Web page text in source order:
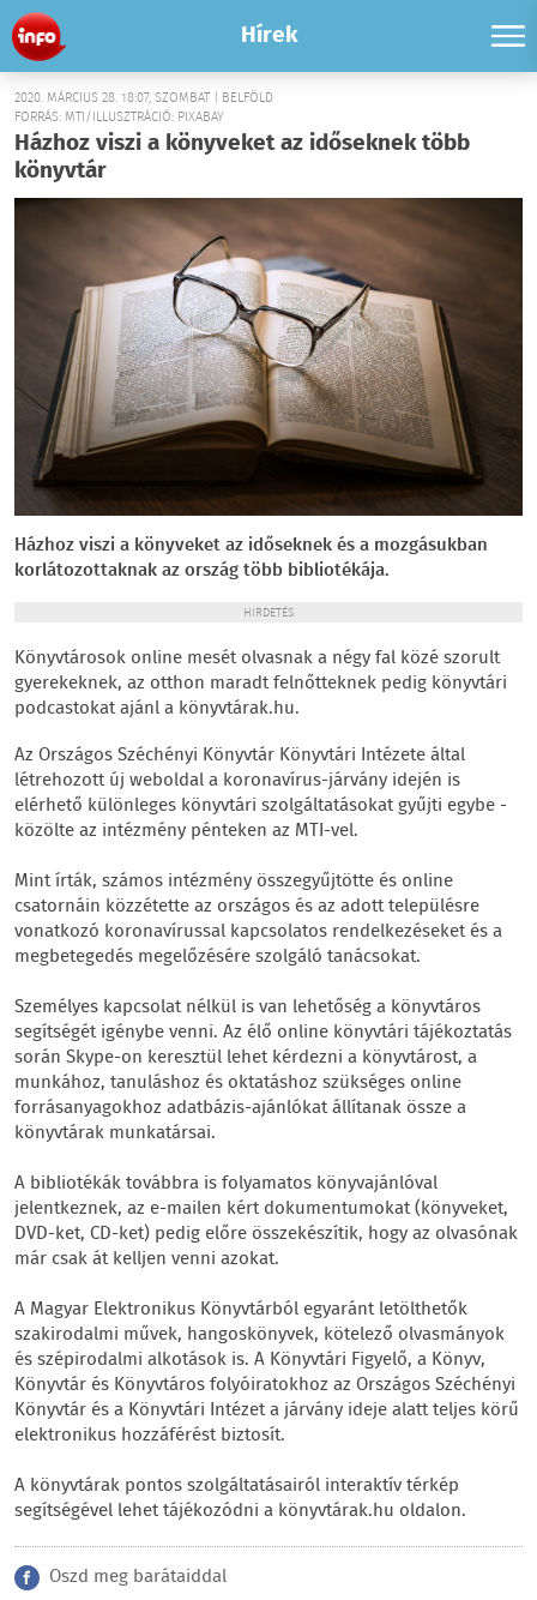
Hírek
2020. MÁRCIUS 28. 18:07, SZOMBAT | BELFÖLD
FORRÁS: MTI/ILLUSZTRÁCIÓ: PIXABAY
Házhoz viszi a könyveket az időseknek több
könyvtár
Házhoz viszi a könyveket az időseknek és a mozgásukban
korlátozottaknak az ország több bibliotékája.
HIRDETÉS
Könyvtárosok online mesét olvasnak a négy fal közé szorult
gyerekeknek, az otthon maradt felnőtteknek pedig könyvtári
podcastokat ajánl a könyvtárak.hu.
Az Országos Széchényi Könyvtár Könyvtári Intézete által
létrehozott új weboldal a koronavírus-járvány idején is
elérhető különleges könyvtári szolgáltatásokat gyűjti egybe -
közölte az intézmény pénteken az MTI-vel.
Mint írták, számos intézmény összegyűjtötte és online
csatornáin közzétette az országos és az adott településre
vonatkozó koronavírussal kapcsolatos rendelkezéseket és a
megbetegedés megelőzésére szolgáló tanácsokat.
Személyes kapcsolat nélkül is van lehetőség a könyvtáros
segítségét igénybe venni. Az élő online könyvtári tájékoztatás
során Skype-on keresztül lehet kérdezni a könyvtárost, a
munkához, tanuláshoz és oktatáshoz szükséges online
forrásanyagokhoz adatbázis-ajánlókat állítanak össze a
könyvtárak munkatársai.
A bibliotékák továbbra is folyamatos könyvajánlóval
jelentkeznek, az e-mailen kért dokumentumokat (könyveket,
DVD-ket, CD-ket) pedig előre összekészítik, hogy az olvasónak
már csak át kelljen venni azokat.
A Magyar Elektronikus Könyvtárból egyaránt letölthetők
szakirodalmi művek, hangoskönyvek, kötelező olvasmányok
és szépirodalmi alkotások is. A Könyvtári Figyelő, a Könyv,
Könyvtár és Könyvtáros folyóiratokhoz az Országos Széchényi
Könyvtár és a Könyvtári Intézet a járvány ideje alatt teljes körű
elektronikus hozzáférést biztosít.
A könyvtárak pontos szolgáltatásairól interaktív térkép
segítségével lehet tájékozódni a könyvtárak.hu oldalon.
Oszd meg barátaiddal